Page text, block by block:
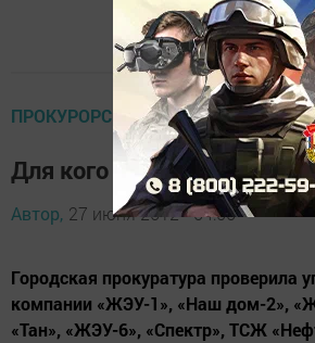
ПРОКУРОРСКИЕ ПРОВЕРКИ
Для кого законы писаны?
Автор, 27 июня 2012 - 04:50
Городская прокуратура проверила
компании «ЖЭУ-1», «Наш дом-2»,
«Тан», «ЖЭУ-6», «Спектр», ТСЖ